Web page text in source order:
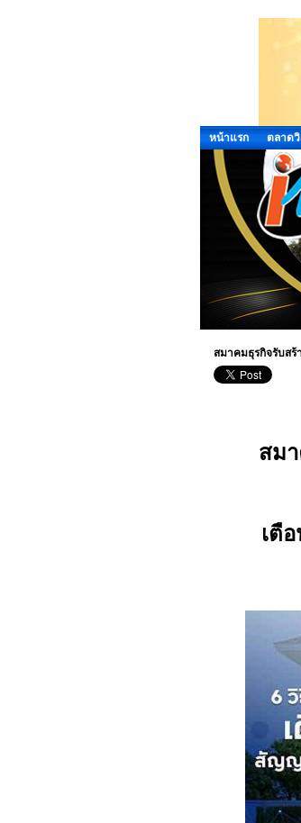
หน้าแรก ตลาดวิ
สมาคมธุรกิจรับสร้
สม
เตื